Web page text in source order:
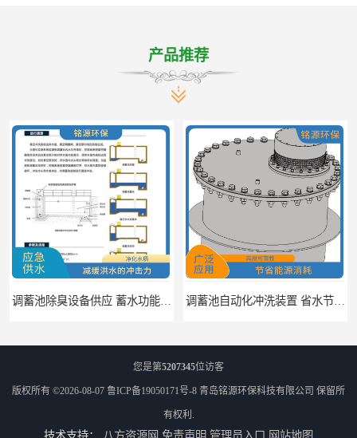
产品推荐
您是第5207345位访客
版权所有 ©2026-08-07 鲁ICP备19050171号-8 青岛铭源环保科技有限公司 保留所
有权利.
技术支持： 八方资源网 免责声明 管理员入口 网站地图